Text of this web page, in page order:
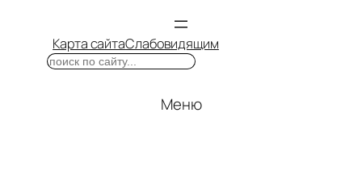
Карта сайтаСлабовидящим
Поиск
Меню